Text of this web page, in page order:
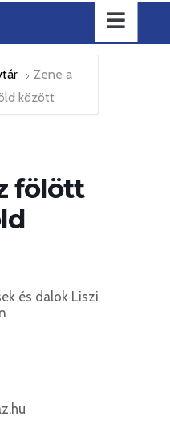
Zene a
között
fölött
és dalok Liszi